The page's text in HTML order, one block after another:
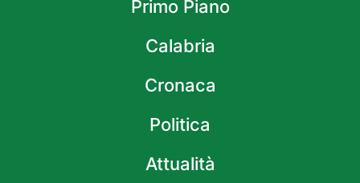
Primo Piano
Calabria
Cronaca
Politica
Attualità